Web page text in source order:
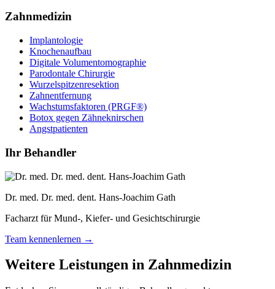
Zahnmedizin
Implantologie
Knochenaufbau
Digitale Volumentomographie
Parodontale Chirurgie
Wurzelspitzenresektion
Zahnentfernung
Wachstumsfaktoren (PRGF®)
Botox gegen Zähneknirschen
Angstpatienten
Ihr Behandler
Dr. med. Dr. med. dent. Hans-Joachim Gath
Facharzt für Mund-, Kiefer- und Gesichtschirurgie
Team kennenlernen →
Weitere Leistungen in Zahnmedizin